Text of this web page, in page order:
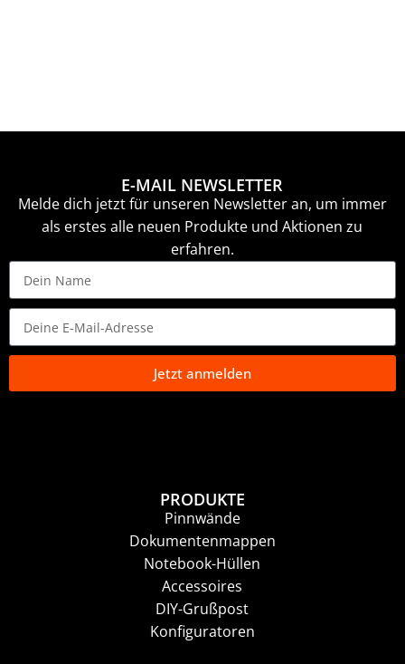
E-MAIL NEWSLETTER
Melde dich jetzt für unseren Newsletter an, um immer
als erstes alle neuen Produkte und Aktionen zu
erfahren.
Jetzt anmelden
PRODUKTE
Pinnwände
Dokumentenmappen
Notebook-Hüllen
Accessoires
DIY-Grußpost
Konfiguratoren